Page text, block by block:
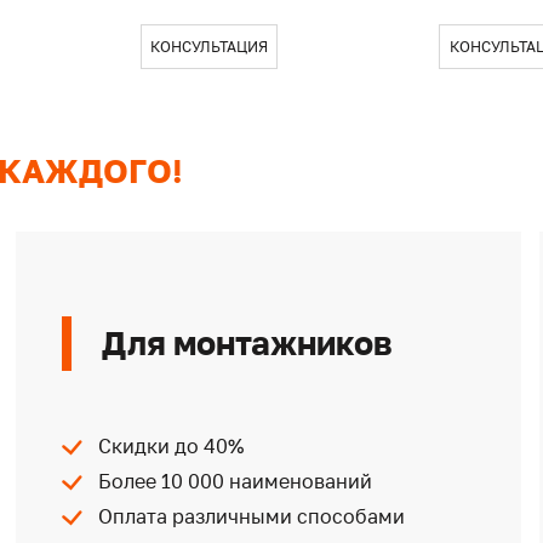
КОНСУЛЬТАЦИЯ
Для монтажников
Скидки до 40%
Более 10 000 наименований
Оплата различными способами